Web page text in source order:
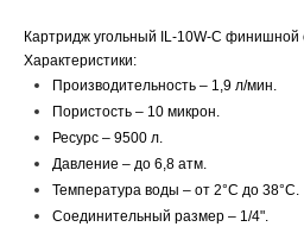
Картридж угольный IL-10W-C финишной
Характеристики:
Производительность – 1,9 л/мин.
Пористость – 10 микрон.
Ресурс – 9500 л.
Давление – до 6,8 атм.
Температура воды – от 2°C до 38°C.
Соединительный размер – 1/4".